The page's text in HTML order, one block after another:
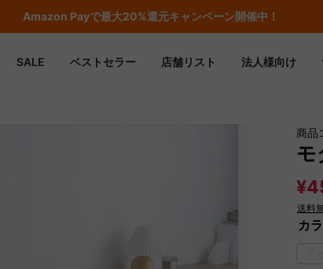
期間限定フラッシュセール！最大50％OFF
SALE ベストセラー 店舗リスト 法人様向け
商品
モ
送料
カ